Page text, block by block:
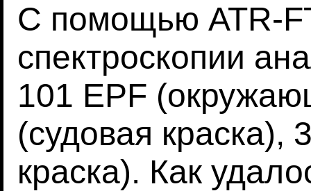
С помощью ATR-
спектроскопии
101 EPF
(судовая краска),
краска). Как